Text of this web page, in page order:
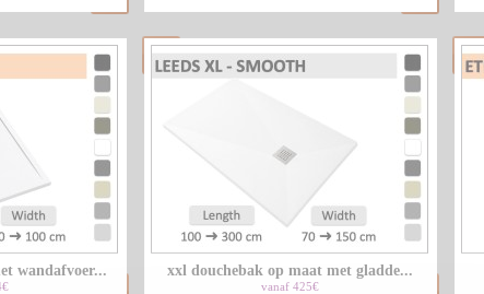
wandafvoer... xxl douchebak op maat met gladde...
vanaf 425€